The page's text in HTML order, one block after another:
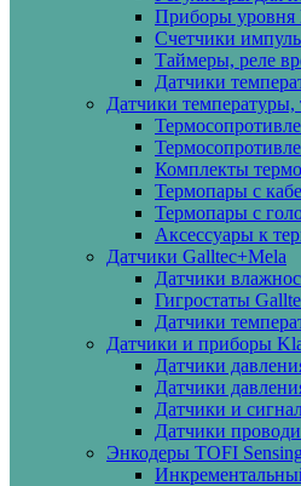
Приборы уровня
Счетчики
Таймеры, реле
Датчики
Датчики
Комплекты
Термопары с
Термопары с
Аксессуары к
Датчики Galltec+Mela
Датчики
Гигростаты
Датчики
Датчики и приборы
Датчики
Датчики
Датчики и
Датчики
Энкодеры TOFI